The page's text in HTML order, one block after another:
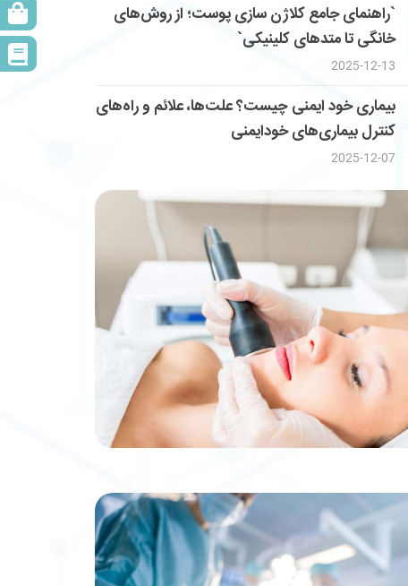
`راهنمای جامع کلاژن سازی پوست؛ از روش‌های
خانگی تا متدهای کلینیکی`
2025-12-13
بیماری خود ایمنی چیست؟ علت‌ها، علائم و راه‌های
کنترل بیماری‌های خودایمنی
2025-12-07